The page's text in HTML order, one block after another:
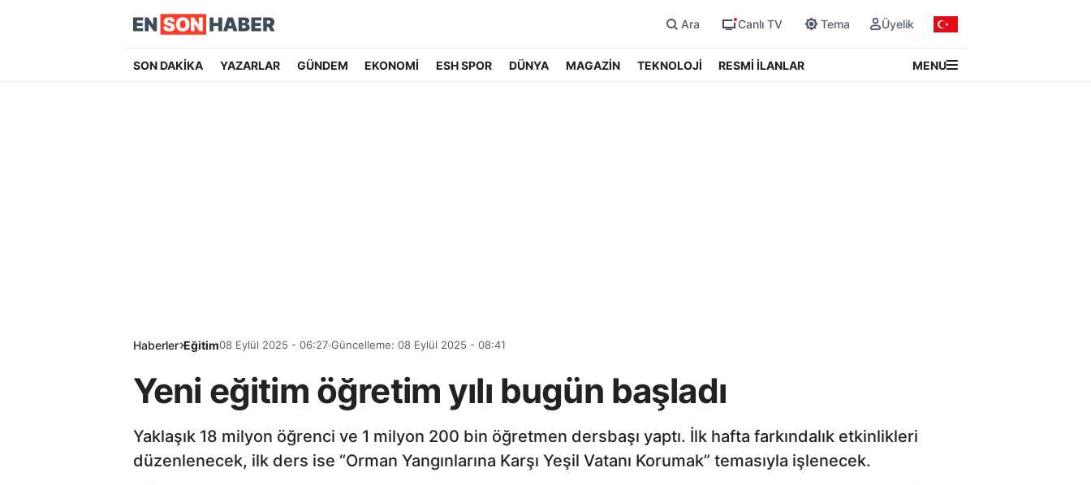
Ara Canlı TV Tema Üyelik
SON DAKİKA YAZARLAR GÜNDEM EKONOMİ ESH SPOR DÜNYA MAGAZİN TEKNOLOJİ RESMİ İLANLAR MENU
Haberler Eğitim08 Eylül 2025 - 06:27 Güncelleme: 08 Eylül 2025 - 08:41
Yeni eğitim öğretim yılı bugün başladı
Yaklaşık 18 milyon öğrenci ve 1 milyon 200 bin öğretmen dersbaşı yaptı. İlk hafta farkındalık etkinlikleri
düzenlenecek, ilk ders ise “Orman Yangınlarına Karşı Yeşil Vatanı Korumak” temasıyla işlenecek.